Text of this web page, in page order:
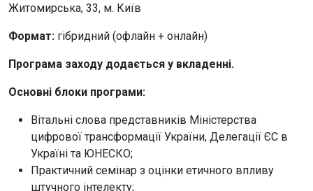
Житомирська, 33, м. Київ
Формат: гібридний (офлайн + онлайн)
Програма заходу додається у вкладенні.
Основні блоки програми:
Вітальні слова представників Міністерства
цифрової трансформації України, Делегації ЄС в
Україні та ЮНЕСКО;
Практичний семінар з оцінки етичного впливу
штучного інтелекту;